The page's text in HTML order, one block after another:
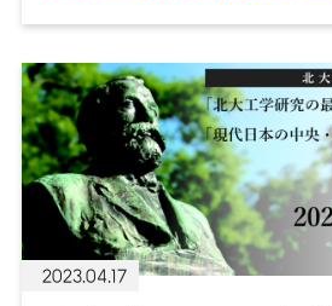
2023.04.17